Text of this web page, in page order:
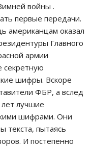
войны .
первые передачи.
американцам оказал
Главного
армии
секретную
шифры. Вскоре
ФБР, а вслед
лучшие
шифрами. Они
текста, пытаясь
И постепенно